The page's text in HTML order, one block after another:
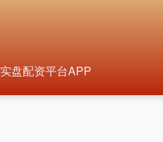
实盘配资平台APP